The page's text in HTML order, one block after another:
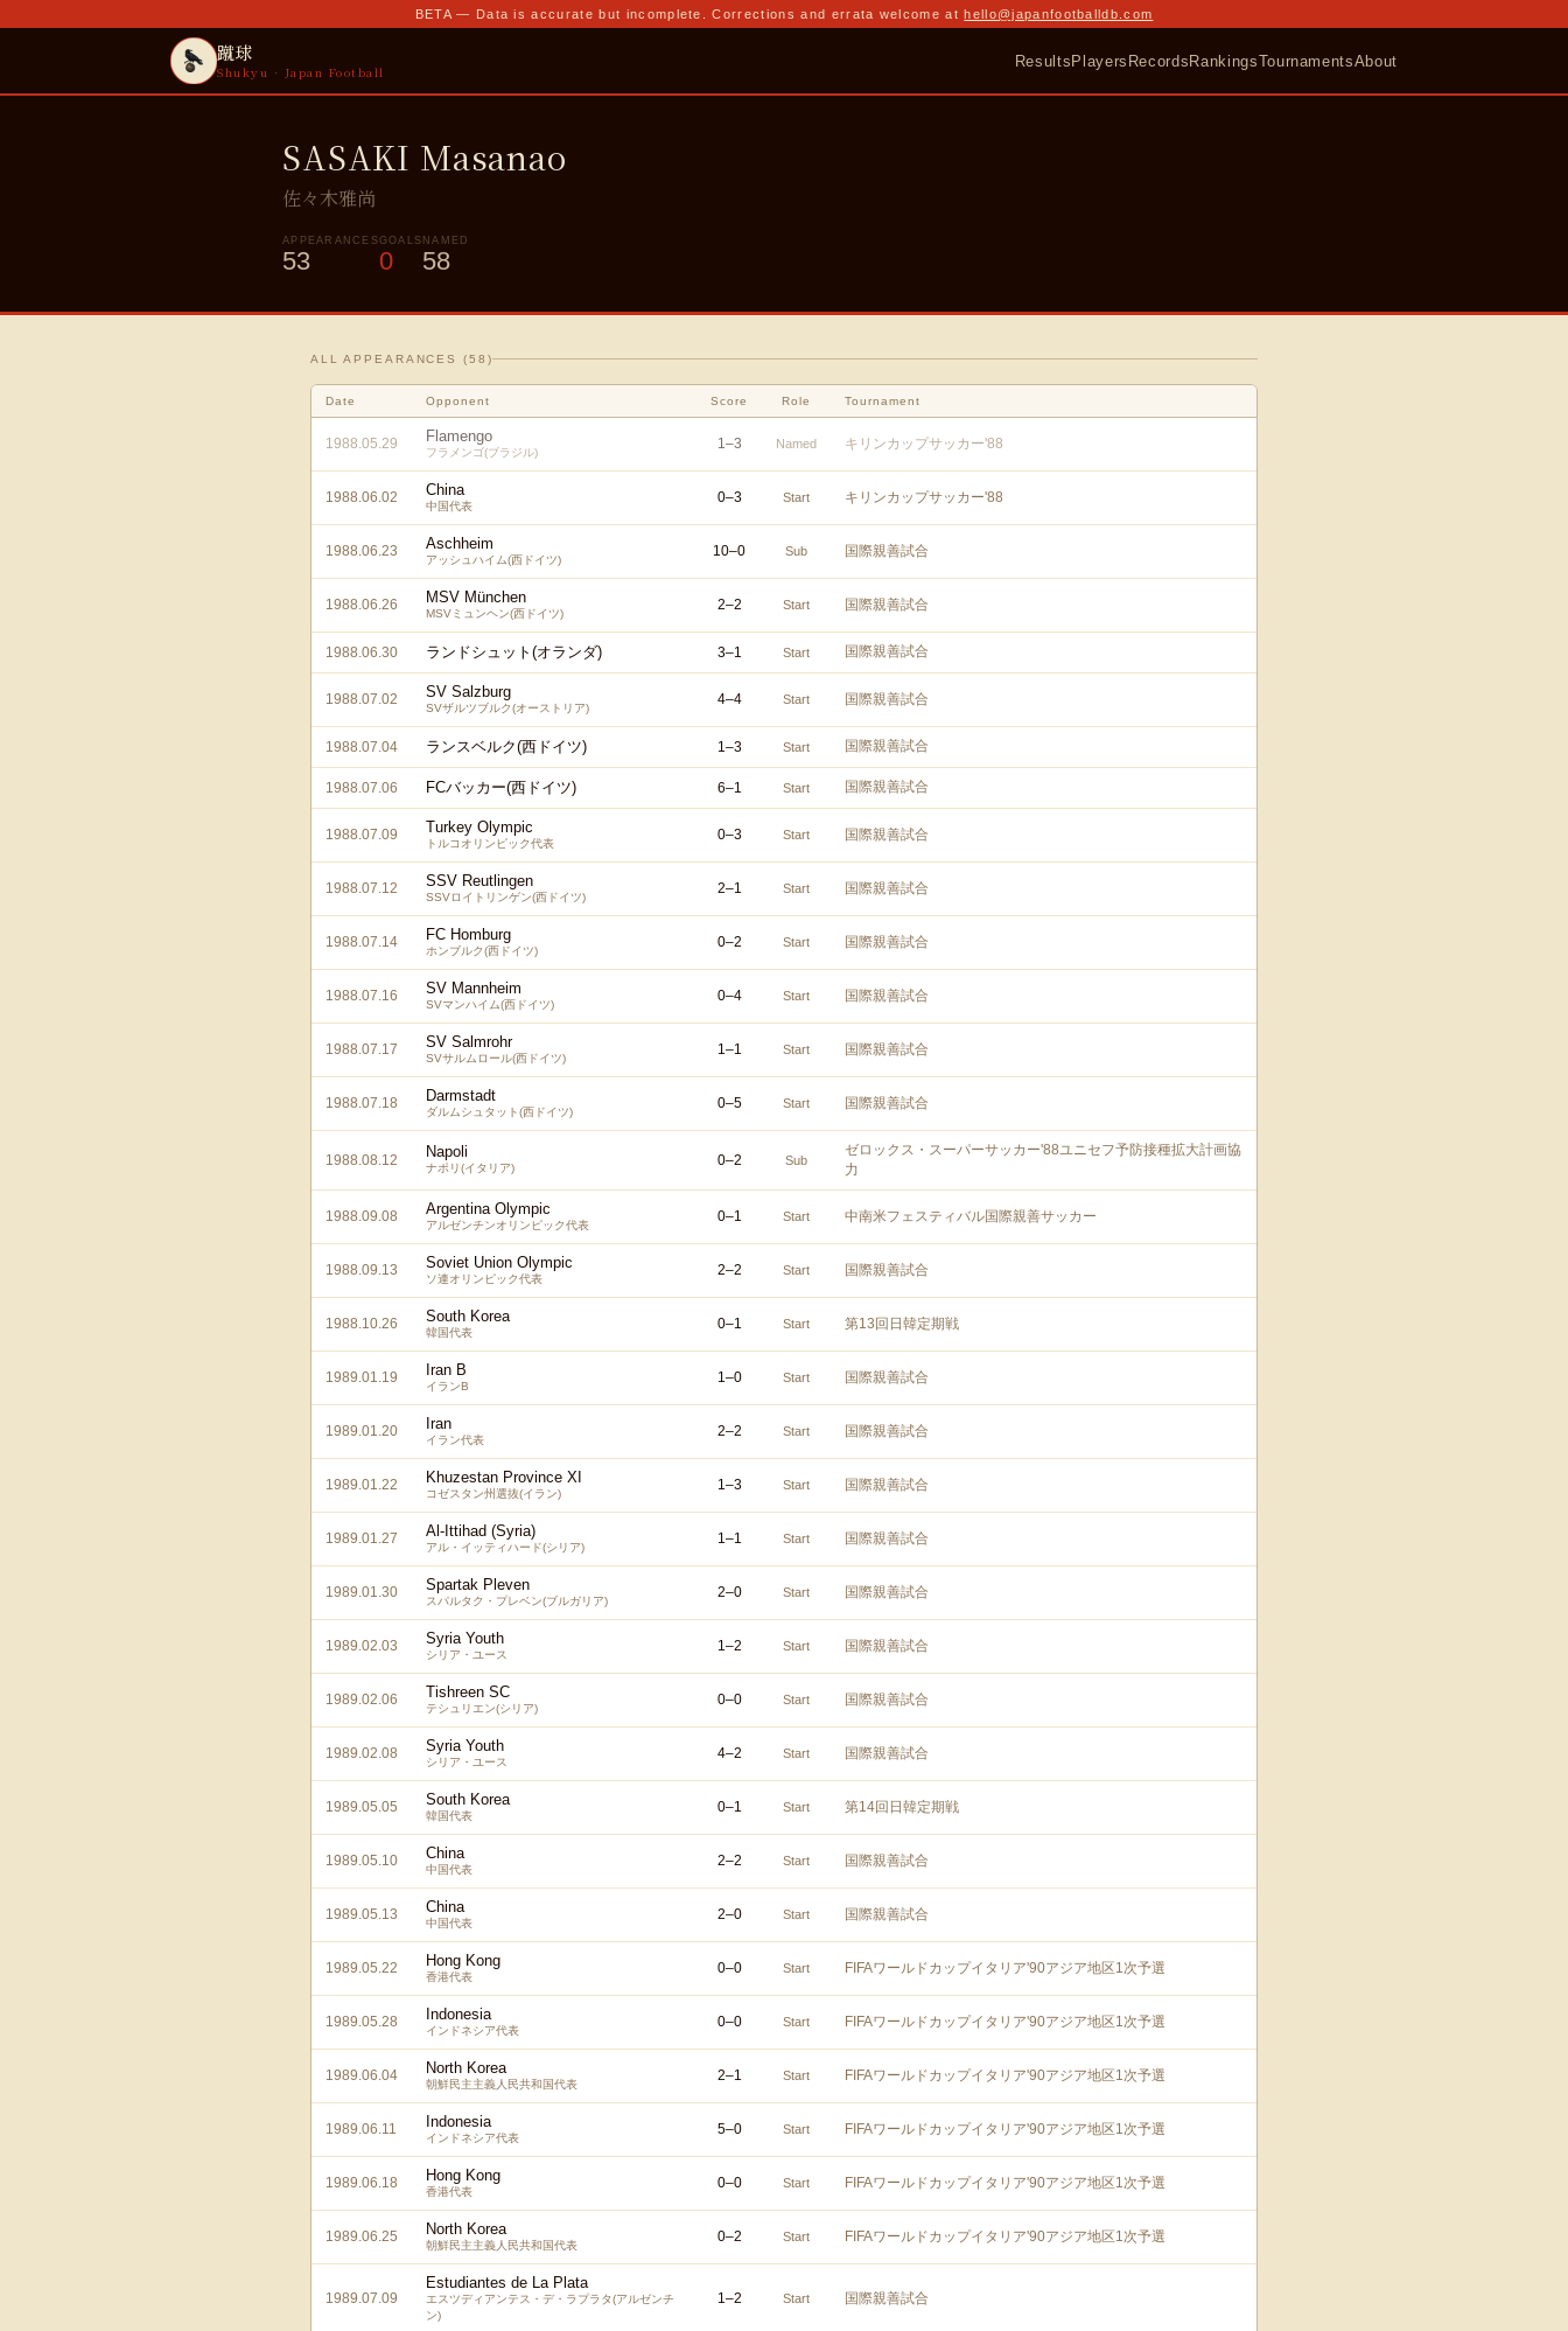
BETA — Data is accurate but incomplete. Corrections and errata welcome at hello@japanfootballdb.com
蹴球
Shukyu · Japan Football
ResultsPlayers RecordsRankingsTournamentsAbout
SASAKI Masanao
佐々木雅尚
APPEARANCES
53
GOALS
0
NAMED
58
ALL APPEARANCES (58 )
Date Opponent Score Role Tournament
1988.05.29 Flamengo
フラメンゴ(ブラジル)
1–3 Named キリンカップサッカー'88
1988.06.02 China
中国代表
0–3 Start キリンカップサッカー'88
1988.06.23 Aschheim
アッシュハイム(西ドイツ)
10–0 Sub 国際親善試合
1988.06.26 MSV München
MSVミュンヘン(西ドイツ)
2–2 Start 国際親善試合
1988.06.30 ランドシュット(オランダ) 3–1 Start 国際親善試合
1988.07.02 SV Salzburg
SVザルツブルク(オーストリア)
4–4 Start 国際親善試合
1988.07.04 ランスベルク(西ドイツ) 1–3 Start 国際親善試合
1988.07.06 FCバッカー(西ドイツ) 6–1 Start 国際親善試合
1988.07.09 Turkey Olympic
トルコオリンピック代表
0–3 Start 国際親善試合
1988.07.12 SSV Reutlingen
SSVロイトリンゲン(西ドイツ)
2–1 Start 国際親善試合
1988.07.14 FC Homburg
ホンブルク(西ドイツ)
0–2 Start 国際親善試合
1988.07.16 SV Mannheim
SVマンハイム(西ドイツ)
0–4 Start 国際親善試合
1988.07.17 SV Salmrohr
SVサルムロール(西ドイツ)
1–1 Start 国際親善試合
1988.07.18 Darmstadt
ダルムシュタット(西ドイツ)
0–5 Start 国際親善試合
1988.08.12 Napoli
ナポリ(イタリア) 0–2 Sub
ゼロックス・スーパーサッカー'88ユニセフ予防接種拡大計画協
力
1988.09.08 Argentina Olympic
アルゼンチンオリンピック代表
0–1 Start 中南米フェスティバル国際親善サッカー
1988.09.13 Soviet Union Olympic
ソ連オリンピック代表
2–2 Start 国際親善試合
1988.10.26 South Korea
韓国代表
0–1 Start 第13回日韓定期戦
1989.01.19 Iran B
イランB
1–0 Start 国際親善試合
1989.01.20 Iran
イラン代表
2–2 Start 国際親善試合
1989.01.22 Khuzestan Province XI
コゼスタン州選抜(イラン)
1–3 Start 国際親善試合
1989.01.27 Al-Ittihad (Syria)
アル・イッティハード(シリア)
1–1 Start 国際親善試合
1989.01.30 Spartak Pleven
スパルタク・プレベン(ブルガリア)
2–0 Start 国際親善試合
1989.02.03 Syria Youth
シリア・ユース
1–2 Start 国際親善試合
1989.02.06 Tishreen SC
テシュリエン(シリア)
0–0 Start 国際親善試合
1989.02.08 Syria Youth
シリア・ユース
4–2 Start 国際親善試合
1989.05.05 South Korea
韓国代表
0–1 Start 第14回日韓定期戦
1989.05.10 China
中国代表
2–2 Start 国際親善試合
1989.05.13 China
中国代表
2–0 Start 国際親善試合
1989.05.22 Hong Kong
香港代表
0–0 Start FIFAワールドカップイタリア'90アジア地区1次予選
1989.05.28 Indonesia
インドネシア代表
0–0 Start FIFAワールドカップイタリア'90アジア地区1次予選
1989.06.04 North Korea
朝鮮民主主義人民共和国代表
2–1 Start FIFAワールドカップイタリア'90アジア地区1次予選
1989.06.11 Indonesia
インドネシア代表
5–0 Start FIFAワールドカップイタリア'90アジア地区1次予選
1989.06.18 Hong Kong
香港代表
0–0 Start FIFAワールドカップイタリア'90アジア地区1次予選
1989.06.25 North Korea
朝鮮民主主義人民共和国代表
0–2 Start FIFAワールドカップイタリア'90アジア地区1次予選
1989.07.09
Estudiantes de La Plata
エスツディアンテス・デ・ラプラタ(アルゼンチ
ン)
1–2 Start 国際親善試合